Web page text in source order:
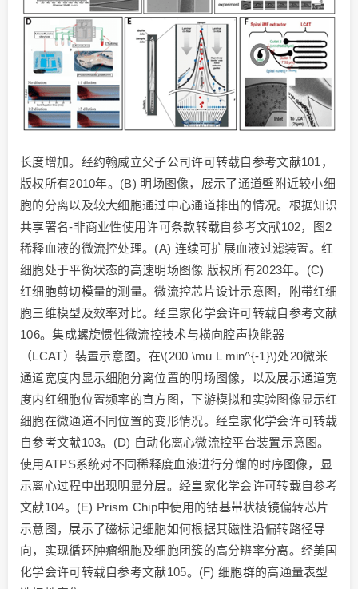
长度增加。经约翰威立父子公司许可转载自参考文献101，
版权所有2010年。(B) 明场图像，展示了通道壁附近较小细
胞的分离以及较大细胞通过中心通道排出的情况。根据知识
共享署名-非商业性使用许可条款转载自参考文献102，图2
稀释血液的微流控处理。(A) 连续可扩展血液过滤装置。红
细胞处于平衡状态的高速明场图像 版权所有2023年。(C)
红细胞剪切模量的测量。微流控芯片设计示意图，附带红细
胞三维模型及效率对比。经皇家化学会许可转载自参考文献
106。集成螺旋惯性微流控技术与横向腔声换能器
（LCAT）装置示意图。在\(200 \mu L min^{-1}\)处20微米
通道宽度内显示细胞分离位置的明场图像，以及展示通道宽
度内红细胞位置频率的直方图，下游模拟和实验图像显示红
细胞在微通道不同位置的变形情况。经皇家化学会许可转载
自参考文献103。(D) 自动化离心微流控平台装置示意图。
使用ATPS系统对不同稀释度血液进行分馏的时序图像，显
示离心过程中出现明显分层。经皇家化学会许可转载自参考
文献104。(E) Prism Chip中使用的钴基带状棱镜偏转芯片
示意图，展示了磁标记细胞如何根据其磁性沿偏转路径导
向，实现循环肿瘤细胞及细胞团簇的高分辨率分离。经美国
化学会许可转载自参考文献105。(F) 细胞群的高通量表型